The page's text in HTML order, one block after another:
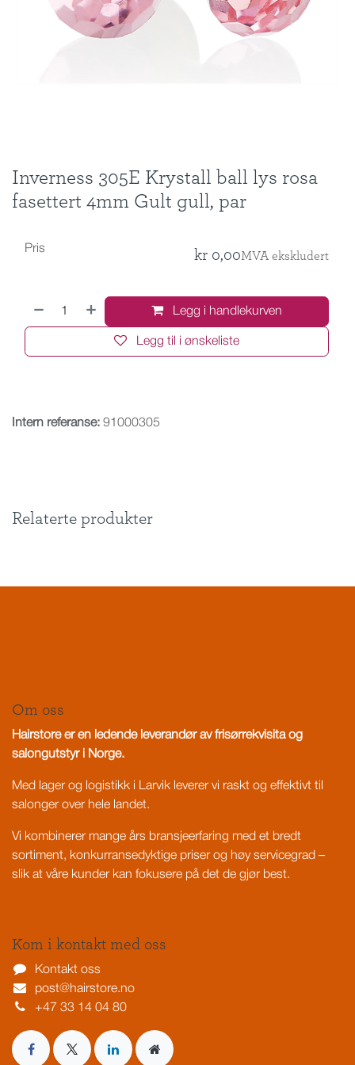
Inverness 305E Krystall ball lys rosa
fasettert 4mm Gult gull, par
Legg i handlekurven
Legg til i ønskeliste
Pris kr 0,00MVA ekskludert
Intern referanse: 91000305
Relaterte produkter
Om oss
Hairstore er en ledende leverandør av frisørrekvisita og
salongutstyr i Norge.
Med lager og logistikk i Larvik leverer vi raskt og effektivt til
salonger over hele landet.
Vi kombinerer mange års bransjeerfaring med et bredt
sortiment, konkurransedyktige priser og høy servicegrad –
slik at våre kunder kan fokusere på det de gjør best.
Kom i kontakt med oss
Kontakt oss
post@hairstore.no
+47 33 14 04 80